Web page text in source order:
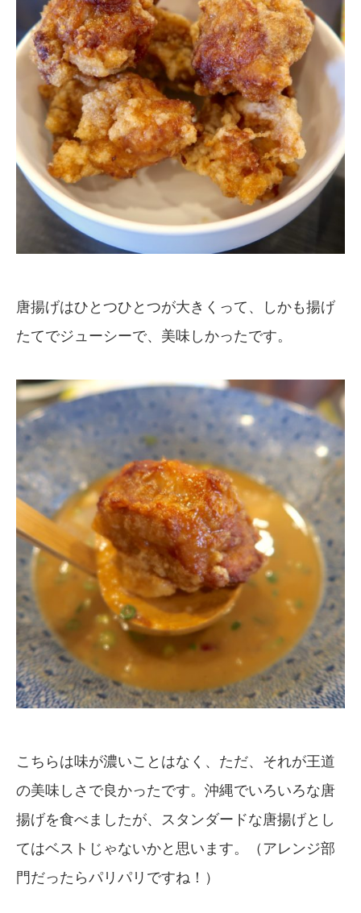
唐揚げはひとつひとつが大きくって、しかも揚げ
たてでジューシーで、美味しかったです。
こちらは味が濃いことはなく、ただ、それが王道
の美味しさで良かったです。沖縄でいろいろな唐
揚げを食べましたが、スタンダードな唐揚げとし
てはベストじゃないかと思います。（アレンジ部
門だったらパリパリですね！）